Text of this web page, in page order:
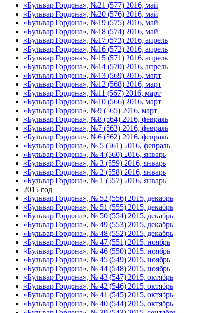
«Бульвар Гордона», №21 (577) 2016, май
«Бульвар Гордона», №20 (576) 2016, май
«Бульвар Гордона», №19 (575) 2016, май
«Бульвар Гордона», №18 (574) 2016, май
«Бульвар Гордона», №17 (573) 2016, апрель
«Бульвар Гордона», №16 (572) 2016, апрель
«Бульвар Гордона», №15 (571) 2016, апрель
«Бульвар Гордона», №14 (570) 2016, апрель
«Бульвар Гордона», №13 (569) 2016, март
«Бульвар Гордона», №12 (568) 2016, март
«Бульвар Гордона», №11 (567) 2016, март
«Бульвар Гордона», №10 (566) 2016, март
«Бульвар Гордона», №9 (565) 2016, март
«Бульвар Гордона», №8 (564) 2016, февраль
«Бульвар Гордона», №7 (563) 2016, февраль
«Бульвар Гордона», №6 (562) 2016, февраль
«Бульвар Гордона», № 5 (561) 2016, февраль
«Бульвар Гордона», № 4 (560) 2016, январь
«Бульвар Гордона», № 3 (559) 2016, январь
«Бульвар Гордона», № 2 (558) 2016, январь
«Бульвар Гордона», № 1 (557) 2016, январь
2015 год
«Бульвар Гордона», № 52 (556) 2015, декабрь
«Бульвар Гордона», № 51 (555) 2015, декабрь
«Бульвар Гордона», № 50 (554) 2015, декабрь
«Бульвар Гордона», № 49 (553) 2015, декабрь
«Бульвар Гордона», № 48 (552) 2015, декабрь
«Бульвар Гордона», № 47 (551) 2015, ноябрь
«Бульвар Гордона», № 46 (550) 2015, ноябрь
«Бульвар Гордона», № 45 (549) 2015, ноябрь
«Бульвар Гордона», № 44 (548) 2015, ноябрь
«Бульвар Гордона», № 43 (547) 2015, октябрь
«Бульвар Гордона», № 42 (546) 2015, октябрь
«Бульвар Гордона», № 41 (545) 2015, октябрь
«Бульвар Гордона», № 40 (544) 2015, октябрь